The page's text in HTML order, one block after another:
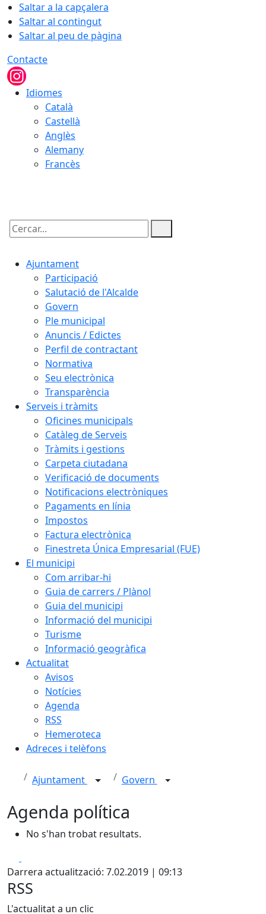
Saltar a la capçalera
Saltar al contingut
Saltar al peu de pàgina
Contacte
Idiomes
Català
Castellà
Anglès
Alemany
Francès
Cercar:
Ajuntament
Participació
Salutació de l'Alcalde
Govern
Ple municipal
Anuncis / Edictes
Perfil de contractant
Normativa
Seu electrònica
Transparència
Serveis i tràmits
Oficines municipals
Catàleg de Serveis
Tràmits i gestions
Carpeta ciutadana
Verificació de documents
Notificacions electròniques
Pagaments en línia
Impostos
Factura electrònica
Finestreta Única Empresarial (FUE)
El municipi
Com arribar-hi
Guia de carrers / Plànol
Guia del municipi
Informació del municipi
Turisme
Informació geogràfica
Actualitat
Avisos
Notícies
Agenda
RSS
Hemeroteca
Adreces i telèfons
Ajuntament Govern
Agenda política
No s'han trobat resultats.
Darrera actualització: 7.02.2019 | 09:13
RSS
L'actualitat a un clic